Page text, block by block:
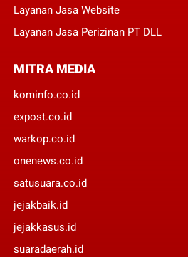
Layanan Jasa Website
Layanan Jasa Perizinan PT DLL
MITRA MEDIA
kominfo.co.id
expost.co.id
warkop.co.id
onenews.co.id
satusuara.co.id
jejakbaik.id
jejakkasus.id
suaradaerah.id